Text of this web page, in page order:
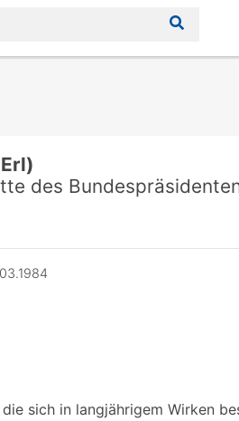
des
sich in langjährigem Wirken